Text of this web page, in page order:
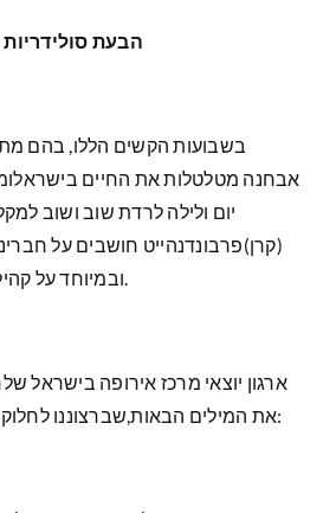
הבעת
בשבועות הקשים הללו, בהם
אבחנה מטלטלות את החיים
יום ולילה לרדת שוב ושוב
(קרן)פרבונדנהייט חושבים על
ובמיוחד על קהילת הייקים וצאצאיהם.
ארגון יוצאי מרכז אירופה בישראל
את המילים הבאות,שברצוננו לחלוק עם הציבור בגרמניה: